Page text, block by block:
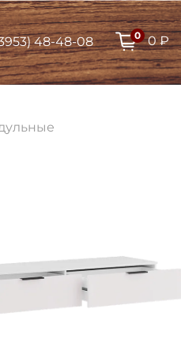
48-48-08 0 0 ₽